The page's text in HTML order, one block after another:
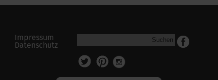
Impressum
Datenschutz
Suchen